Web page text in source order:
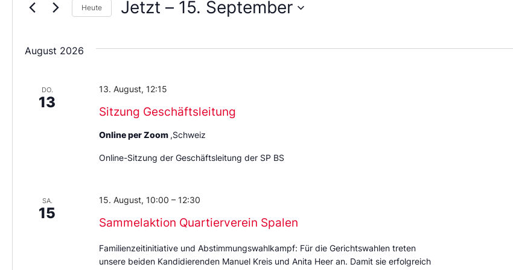
Heute Jetzt – 15. September
das
August 2026
DO.
13
Sitzung Geschäftsleitung
13. August, 12:15
Online per Zoom ,Schweiz
Online-Sitzung der Geschäftsleitung der SP BS
SA.
15
Sammelaktion Quartierverein Spalen
15. August, 10:00 – 12:30
Familienzeitinitiative und Abstimmungswahlkampf: Für die Gerichtswahlen treten
unsere beiden Kandidierenden Manuel Kreis und Anita Heer an. Damit sie erfolgreich